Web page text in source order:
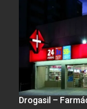
Drogasil –